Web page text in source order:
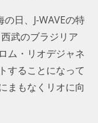
日、J-WAVEの特
武のブラジリア
ム・リオデジャネ
することになって
まもなくリオに向